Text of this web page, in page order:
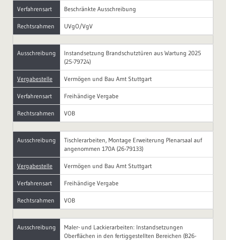
Verfahrensart Beschränkte Ausschreibung
Rechtsrahmen UVgO/VgV
Ausschreibung
Instandsetzung Brandschutztüren aus Wartung 2025
(25-79724)
Vergabestelle Vermögen und Bau Amt Stuttgart
Verfahrensart Freihändige Vergabe
Rechtsrahmen VOB
Ausschreibung
Tischlerarbeiten, Montage Erweiterung Plenarsaal auf
angenommen 170A (26-79133)
Vergabestelle Vermögen und Bau Amt Stuttgart
Verfahrensart Freihändige Vergabe
Rechtsrahmen VOB
Ausschreibung
Maler- und Lackierarbeiten: Instandsetzungen
Oberflächen in den fertiggestellten Bereichen (B26-